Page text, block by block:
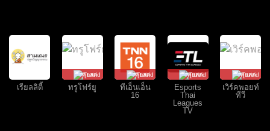
เรียลลิตี้
คุยสด
ทรูโฟร์ยู
คุยสด
ทีเอ็นเอ็น
16
คุยสด
Esports
Thai
Leagues
TV
คุยสด
เวิร์คพอยท์
ทีวี